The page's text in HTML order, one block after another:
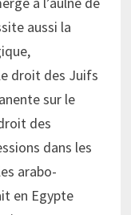
aussi la
droit des Juifs
sur le
des
dans les
arabo-
en Egypte